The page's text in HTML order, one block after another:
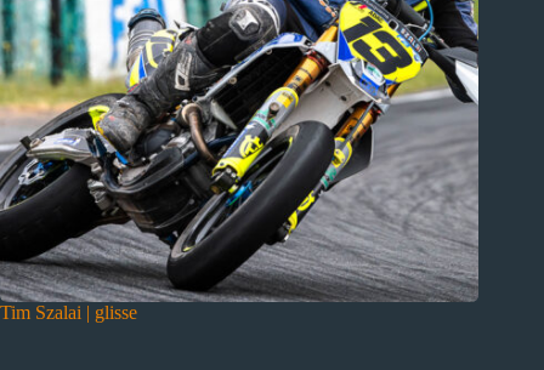
Tim Szalai | glisse